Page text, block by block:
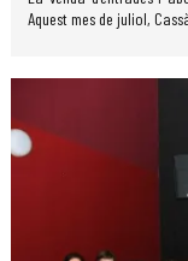
Aquest mes de juliol,